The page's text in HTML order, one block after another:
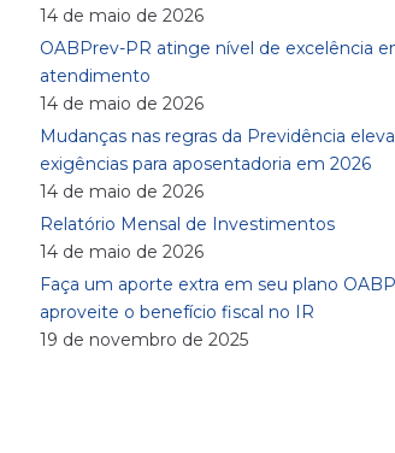
14 de maio de 2026
OABPrev-PR atinge nível de excelência
atendimento
14 de maio de 2026
Mudanças nas regras da Previdência
exigências para aposentadoria em 2026
14 de maio de 2026
Relatório Mensal de Investimentos
14 de maio de 2026
Faça um aporte extra em seu plano
aproveite o benefício fiscal no IR
19 de novembro de 2025